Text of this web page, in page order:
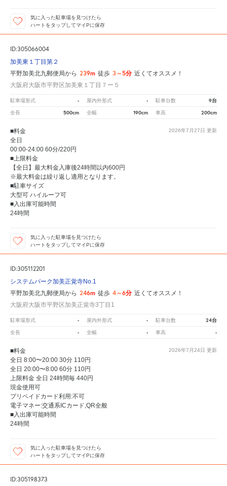
気に入った駐車場を見つけたら
ハートをタップしてマイPに保存
ID:305066004
加美東１丁目第２
平野加美北九郵便局から 239m 徒歩 3～5分 近くてオススメ！
大阪府大阪市平野区加美東１丁目７ー５
駐車場形式 - 屋内外形式 - 駐車台数 9台
全長 500cm 全幅 190cm 車高 200cm
2026年7月27日 更新
■料金
全日
00:00-24:00 60分/220円
■上限料金
【全日】最大料金入庫後24時間以内600円
※最大料金は繰り返し適用となります。
■駐車サイズ
大型可 ハイルーフ可
■入出庫可能時間
24時間
気に入った駐車場を見つけたら
ハートをタップしてマイPに保存
ID:305112201
システムパーク加美正覚寺No.1
平野加美北九郵便局から 246m 徒歩 4～6分 近くてオススメ！
大阪府大阪市平野区加美正覚寺3丁目1
駐車場形式 - 屋内外形式 - 駐車台数 24台
全長 - 全幅 - 車高 -
2026年7月24日 更新
■料金
全日 8:00〜20:00 30分 110円
全日 20:00〜8:00 60分 110円
上限料金 全日 24時間毎 440円
現金使用可
プリペイドカード利用:不可
電子マネー:交通系ICカード,QR全般
■入出庫可能時間
24時間
気に入った駐車場を見つけたら
ハートをタップしてマイPに保存
ID:305198373